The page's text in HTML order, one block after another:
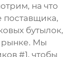
на что
поставщика,
бутылок,
рынке. Мы
#1, чтобы